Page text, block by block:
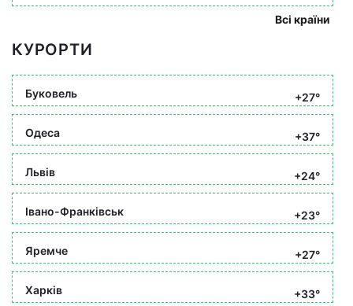
Всі країни
КУРОРТИ
Буковель +27°
Одеса +37°
Львів +24°
Івано-Франківськ +23°
Яремче +27°
Харків
+33°